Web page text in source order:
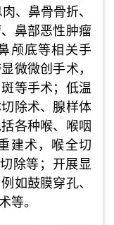
、鼻骨骨折、
鼻部恶性肿瘤
颅底等相关手
微微创手术，
等手术；低温
除术、腺样体
各种喉、喉咽
建术，喉全切
除等；开展显
如鼓膜穿孔、
等。